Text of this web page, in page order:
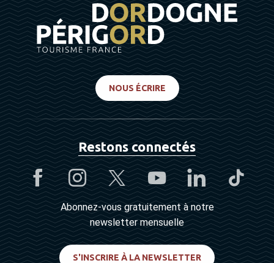
NOUS ÉCRIRE
Restons connectés
Abonnez-vous gratuitement à notre
newsletter mensuelle
S'INSCRIRE À LA NEWSLETTER